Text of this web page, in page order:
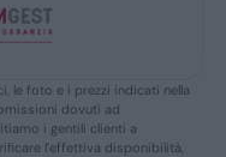
le foto e i prezzi indicati nella
dovuti ad
i gentili clienti a
l’effettiva disponibilità,